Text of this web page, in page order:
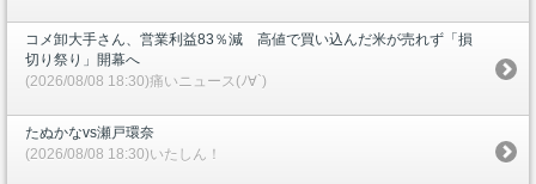
コメ卸大手さん、営業利益83％減 高値で買い込んだ米が売れず「損
切り祭り」開幕へ
(2026/08/08 18:30)痛いニュース(ﾉ∀`)
たぬかなvs瀬戸環奈
(2026/08/08 18:30)いたしん！